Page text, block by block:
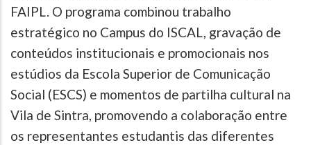
FAIPL. O programa combinou trabalho
estratégico no Campus do ISCAL, gravação de
conteúdos institucionais e promocionais nos
estúdios da Escola Superior de Comunicação
Social (ESCS) e momentos de partilha cultural na
Vila de Sintra, promovendo a colaboração entre
os representantes estudantis das diferentes